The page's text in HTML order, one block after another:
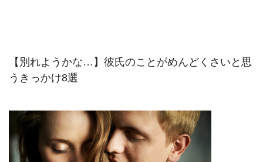
【別れようかな…】彼氏のことがめんどくさいと思
うきっかけ8選